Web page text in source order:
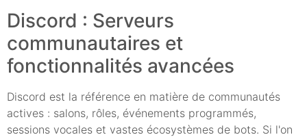
Discord : Serveurs
communautaires et
fonctionnalités avancées
Discord est la référence en matière de communautés
actives : salons, rôles, événements programmés,
sessions vocales et vastes écosystèmes de bots. Si l'on